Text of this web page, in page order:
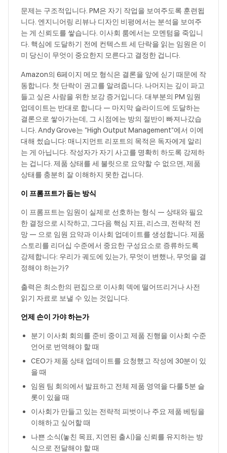
문제는 구조적입니다. PM은 자기 작업을 보여주도록 훈련됩
니다. 엔지니어링 리뷰나 디자인 비평에서는 분석을 보여주
는 게 신뢰도를 쌓습니다. 이사회 룸에서는 모멘텀을 죽입니
다. 핵심에 도달하기 전에 컨텍스트 세 단락을 읽는 임원은 이
미 당신이 무엇이 중요한지 모른다고 결정한 겁니다.
Amazon의 6페이지 메모 형식은 결론을 앞에 싣기 때문에 작
동합니다. 첫 단락이 권고를 알려줍니다. 나머지는 깊이 파고
들고 싶은 사람을 위한 보강 증거입니다. 대부분의 PM 임원
업데이트는 반대로 합니다 — 마지막 슬라이드에 도달하는
결론으로 쌓아가는데, 그 시점에는 방의 절반이 빠져나갔습
니다. Andy Grove는 "High Output Management"에서 이에
대해 썼습니다: 매니지먼트 리포트의 목적은 독자에게 알리
는 게 아닙니다. 작성자가 자기 사고를 명확히 하도록 강제하
는 겁니다. 제품 상태를 세 불릿으로 요약할 수 없으면, 제품
상태를 충분히 잘 이해하지 못한 겁니다.
이 프롬프트가 돕는 방식
이 프롬프트는 임원이 실제로 선호하는 형식 — 상태와 필요
한 결정으로 시작하고, 그다음 핵심 지표, 리스크, 전략적 전
망 — 으로 임원 요약과 이사회 업데이트를 생성합니다. 제품
스토리를 리더십 수준에서 중요한 구성요소로 증류하도록
강제합니다: 우리가 궤도에 있는가, 무엇이 변했나, 무엇을 결
정해야 하는가?
출력은 최소한의 편집으로 이사회 덱에 떨어뜨리거나 사전
읽기 자료로 보낼 수 있는 것입니다.
언제 손이 가야 하는가
분기 이사회 회의를 준비 중이고 제품 진행을 이사회 수준
언어로 번역해야 할 때
CEO가 제품 상태 업데이트를 요청했고 작성에 30분이 있
을 때
임원 팀 회의에서 발표하고 전체 제품 영역을 다룰 5분 슬
롯이 있을 때
이사회가 만들고 있는 전략적 피벗이나 주요 제품 베팅을
이해하고 싶어할 때
나쁜 소식(놓친 목표, 지연된 출시)을 신뢰를 유지하는 방
식으로 전달해야 할 때